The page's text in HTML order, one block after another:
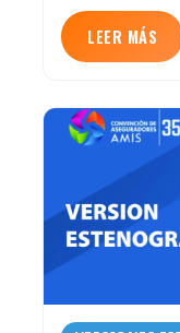
LEER MÁS